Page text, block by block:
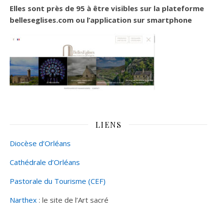
Elles sont près de 95 à être visibles sur la plateforme
belleseglises.com ou l’application sur smartphone
LIENS
Diocèse d’Orléans
Cathédrale d’Orléans
Pastorale du Tourisme (CEF)
Narthex : le site de l’Art sacré